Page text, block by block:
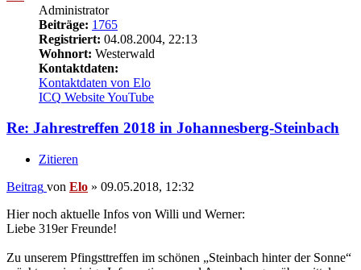
Administrator
Beiträge: 1765
Registriert: 04.08.2004, 22:13
Wohnort: Westerwald
Kontaktdaten:
Kontaktdaten von Elo
ICQ WebsiteYouTube
Re: Jahrestreffen 2018 in Johannesberg-Steinbach
Zitieren
Beitrag von Elo » 09.05.2018, 12:32
Hier noch aktuelle Infos von Willi und Werner:
Liebe 319er Freunde!
Zu unserem Pfingsttreffen im schönen „Steinbach hinter der Sonne“